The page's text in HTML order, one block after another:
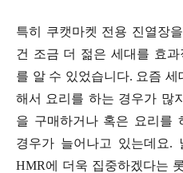
특히 쿠캣마켓 전용 진열장
건 조금 더 젊은 세대를 효
를 알 수 있었습니다. 요즘
해서 요리를 하는 경우가 많
을 구매하거나 혹은 요리를
경우가 늘어나고 있는데요.
HMR에 더욱 집중하겠다는